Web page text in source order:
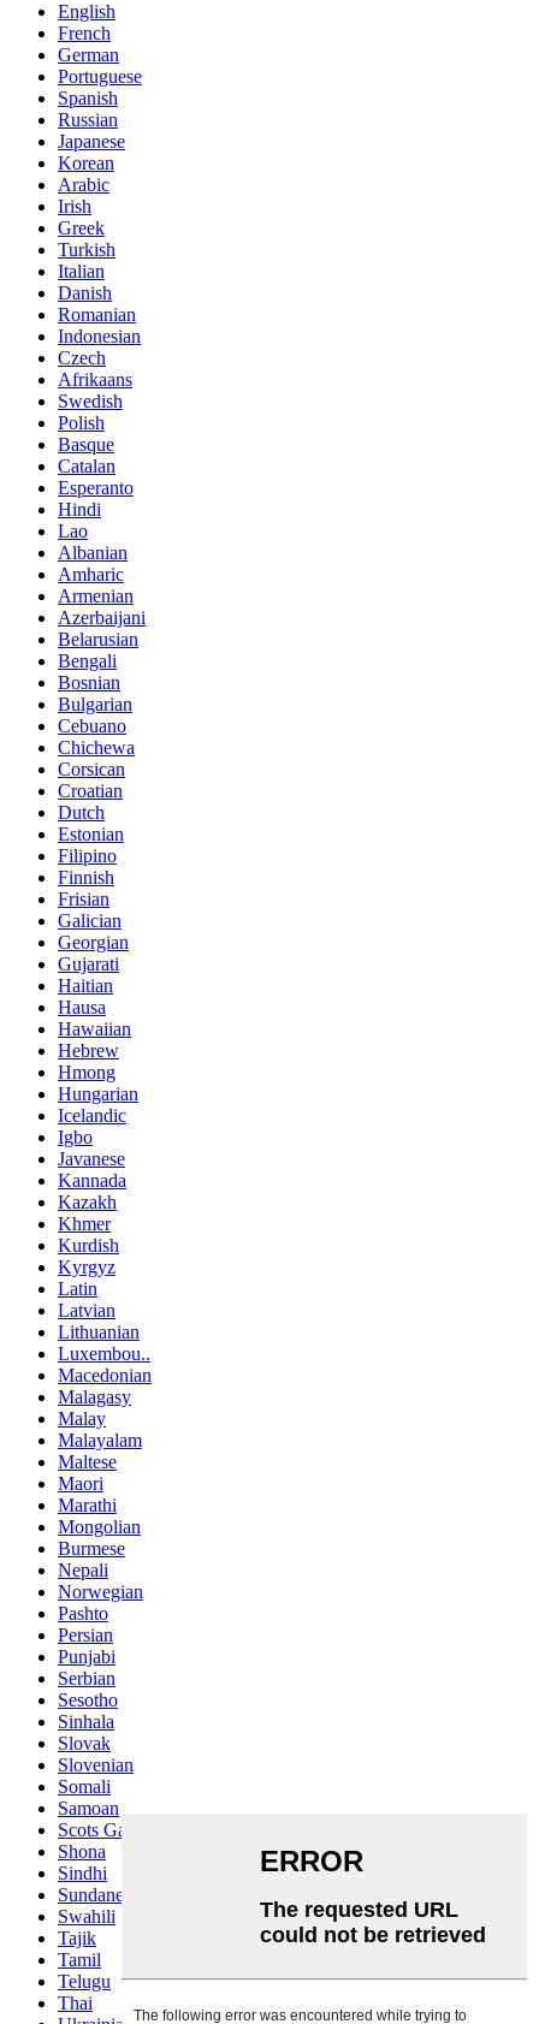
English
French
German
Portuguese
Spanish
Russian
Japanese
Korean
Arabic
Irish
Greek
Turkish
Italian
Danish
Romanian
Indonesian
Czech
Afrikaans
Swedish
Polish
Basque
Catalan
Esperanto
Hindi
Lao
Albanian
Amharic
Armenian
Azerbaijani
Belarusian
Bengali
Bosnian
Bulgarian
Cebuano
Chichewa
Corsican
Croatian
Dutch
Estonian
Filipino
Finnish
Frisian
Galician
Georgian
Gujarati
Haitian
Hausa
Hawaiian
Hebrew
Hmong
Hungarian
Icelandic
Igbo
Javanese
Kannada
Kazakh
Khmer
Kurdish
Kyrgyz
Latin
Latvian
Lithuanian
Luxembou..
Macedonian
Malagasy
Malay
Malayalam
Maltese
Maori
Marathi
Mongolian
Burmese
Nepali
Norwegian
Pashto
Persian
Punjabi
Serbian
Sesotho
Sinhala
Slovak
Slovenian
Somali
Samoan
Scots Gaelic
Shona
Sindhi
Sundanese
Swahili
Tajik
Tamil
Telugu
Thai